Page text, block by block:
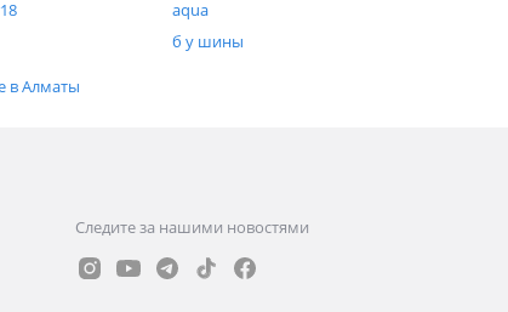
aqua
б у шины
в Алматы
Следите за нашими новостями